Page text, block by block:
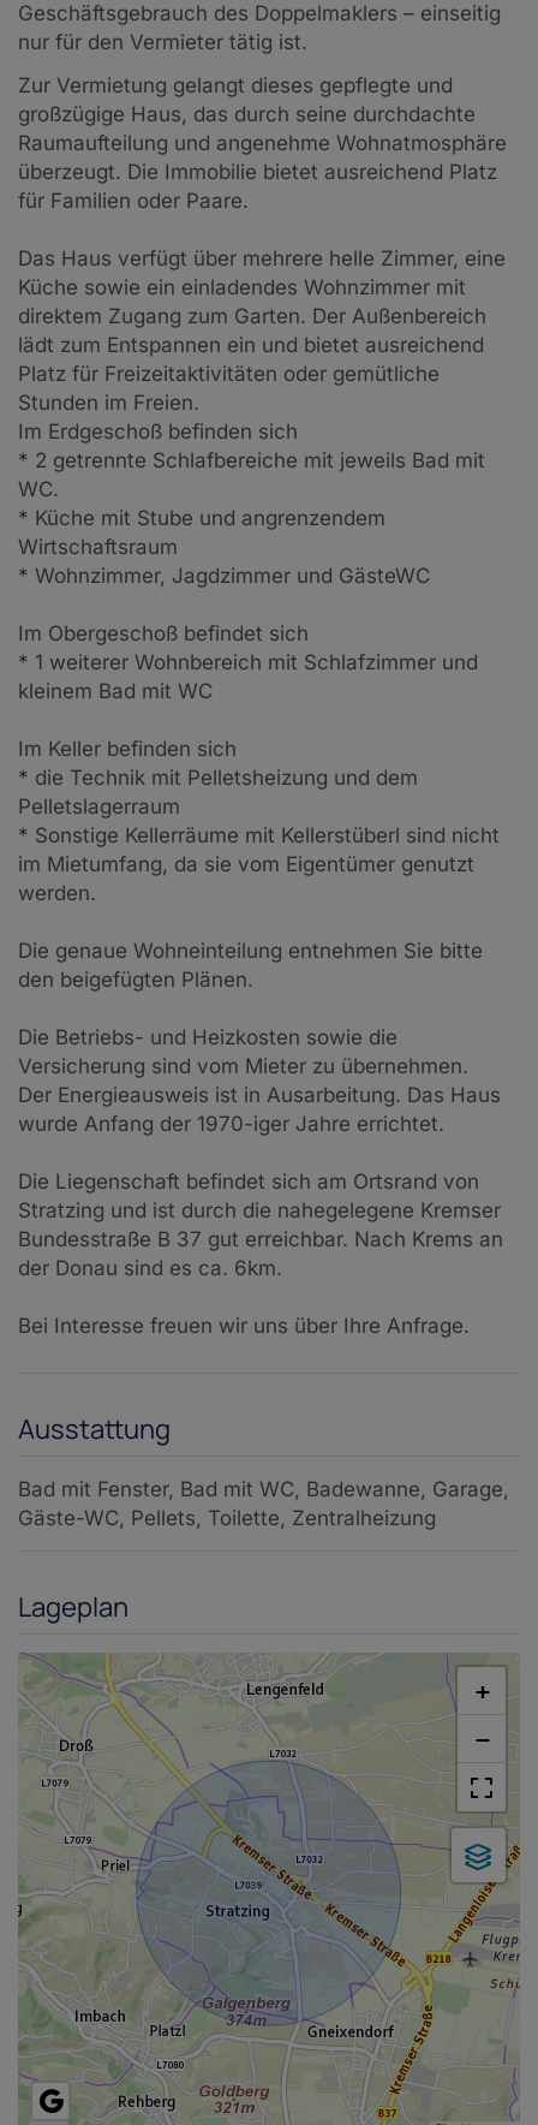
Geschäftsgebrauch des Doppelmaklers – einseitig
nur für den Vermieter tätig ist.
Zur Vermietung gelangt dieses gepflegte und
großzügige Haus, das durch seine durchdachte
Raumaufteilung und angenehme Wohnatmosphäre
überzeugt. Die Immobilie bietet ausreichend Platz
für Familien oder Paare.
Das Haus verfügt über mehrere helle Zimmer, eine
Küche sowie ein einladendes Wohnzimmer mit
direktem Zugang zum Garten. Der Außenbereich
lädt zum Entspannen ein und bietet ausreichend
Platz für Freizeitaktivitäten oder gemütliche
Stunden im Freien.
Im Erdgeschoß befinden sich
* 2 getrennte Schlafbereiche mit jeweils Bad mit
WC.
* Küche mit Stube und angrenzendem
Wirtschaftsraum
* Wohnzimmer, Jagdzimmer und GästeWC
Im Obergeschoß befindet sich
* 1 weiterer Wohnbereich mit Schlafzimmer und
kleinem Bad mit WC
Im Keller befinden sich
* die Technik mit Pelletsheizung und dem
Pelletslagerraum
* Sonstige Kellerräume mit Kellerstüberl sind nicht
im Mietumfang, da sie vom Eigentümer genutzt
werden.
Die genaue Wohneinteilung entnehmen Sie bitte
den beigefügten Plänen.
Die Betriebs- und Heizkosten sowie die
Versicherung sind vom Mieter zu übernehmen.
Der Energieausweis ist in Ausarbeitung. Das Haus
wurde Anfang der 1970-iger Jahre errichtet.
Die Liegenschaft befindet sich am Ortsrand von
Stratzing und ist durch die nahegelegene Kremser
Bundesstraße B 37 gut erreichbar. Nach Krems an
der Donau sind es ca. 6km.
Bei Interesse freuen wir uns über Ihre Anfrage.
Ausstattung
Bad mit Fenster Bad mit WC Badewanne Garage
Gäste-WC Pellets Toilette Zentralheizung
Lageplan
+
−